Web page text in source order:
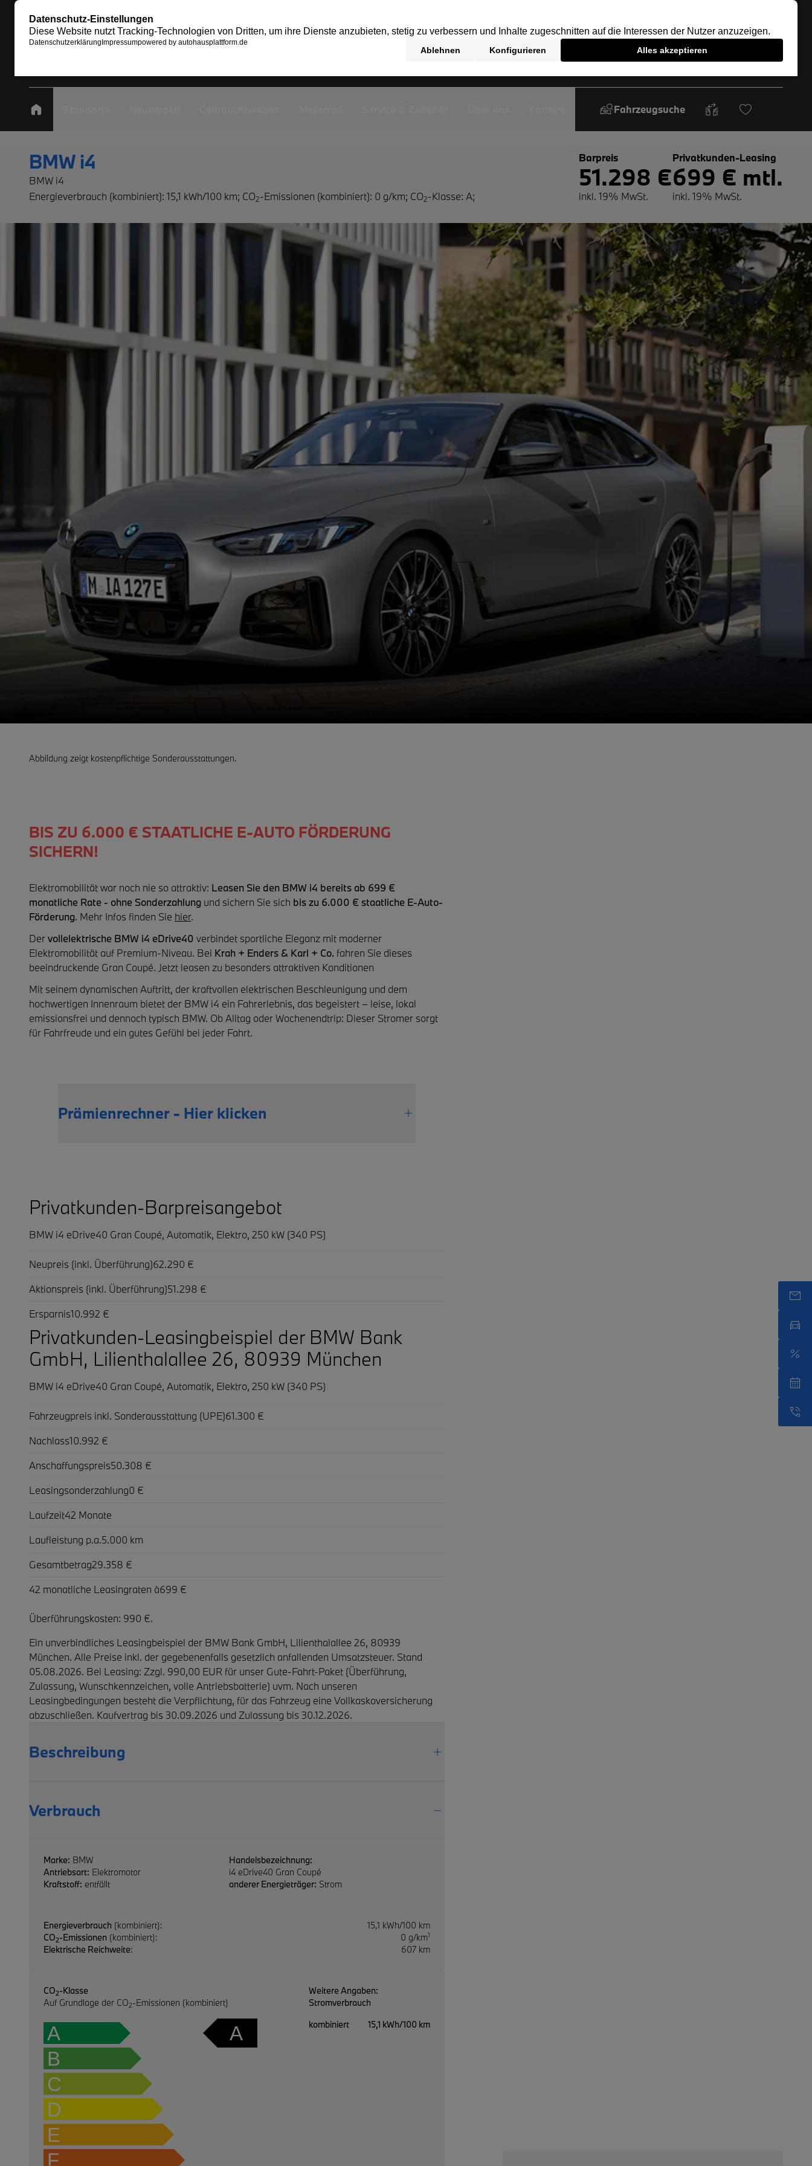
Fahrzeugsuche
BMW i4
BMW i4
Energieverbrauch (kombiniert): 15,1 kWh/100 km; CO2-Emissionen (kombiniert): 0 g/km; CO2-Klasse: A;
Barpreis
51.298 €
inkl. 19% MwSt.
Privatkunden-Leasing
699 € mtl.
inkl. 19% MwSt.
Abbildung zeigt kostenpflichtige Sonderausstattungen.
BIS ZU 6.000 € STAATLICHE E-AUTO FÖRDERUNG
SICHERN!
Elektromobilität war noch nie so attraktiv: Leasen Sie den BMW i4 bereits ab 699 €
monatliche Rate - ohne Sonderzahlung und sichern Sie sich bis zu 6.000 € staatliche E-Auto-
Förderung. Mehr Infos finden Sie hier.
Dervollelektrische BMW i4 eDrive40 verbindet sportliche Eleganz mit moderner
Elektromobilität auf Premium-Niveau. Bei Krah + Enders & Karl + Co. fahren Sie dieses
beeindruckende Gran Coupé. Jetzt leasen zu besonders attraktiven Konditionen
Mit seinem dynamischen Auftritt, der kraftvollen elektrischen Beschleunigung und dem
hochwertigen Innenraum bietet der BMW i4 ein Fahrerlebnis, das begeistert – leise, lokal
emissionsfrei und dennoch typisch BMW. Ob Alltag oder Wochenendtrip: Dieser Stromer sorgt
für Fahrfreude und ein gutes Gefühl bei jeder Fahrt.
Prämienrechner - Hier klicken
Privatkunden-Barpreisangebot
BMW i4 eDrive40 Gran Coupé, Automatik, Elektro, 250 kW (340 PS)
Neupreis (inkl. Überführung)62.290 €
Aktionspreis (inkl. Überführung)51.298 €
Ersparnis10.992 €
Privatkunden-Leasingbeispiel der BMW Bank
GmbH, Lilienthalallee 26, 80939 München
BMW i4 eDrive40 Gran Coupé, Automatik, Elektro, 250 kW (340 PS)
Fahrzeugpreis inkl. Sonderausstattung (UPE)61.300 €
Nachlass10.992 €
Anschaffungspreis50.308 €
Leasingsonderzahlung0 €
Laufzeit42 Monate
Laufleistung p.a.5.000 km
Gesamtbetrag29.358 €
42 monatliche Leasingraten à699 €
Überführungskosten: 990 €.
Ein unverbindliches Leasingbeispiel der BMW Bank GmbH, Lilienthalallee 26, 80939
München. Alle Preise inkl. der gegebenenfalls gesetzlich anfallenden Umsatzsteuer. Stand
05.08.2026. Bei Leasing: Zzgl. 990,00 EUR für unser Gute-Fahrt-Paket (Überführung,
Zulassung, Wunschkennzeichen, volle Antriebsbatterie) uvm. Nach unseren
Leasingbedingungen besteht die Verpflichtung, für das Fahrzeug eine Vollkaskoversicherung
abzuschließen. Kaufvertrag bis 30.09.2026 und Zulassung bis 30.12.2026.
Beschreibung
Verbrauch
Marke: BMW
Antriebsart: Elektromotor
Kraftstoff: entfällt
Handelsbezeichnung:
i4 eDrive40 Gran Coupé
anderer Energieträger: Strom
Energieverbrauch (kombiniert):
15,1 kWh/100 km
CO2-Emissionen (kombiniert): 0 g/km1
Elektrische Reichweite: 607 km
CO2-Klasse
Auf Grundlage der CO2-Emissionen (kombiniert)
A
B
C
D
E
F
A
Weitere Angaben:
Stromverbrauch
kombiniert
15,1 kWh/100 km